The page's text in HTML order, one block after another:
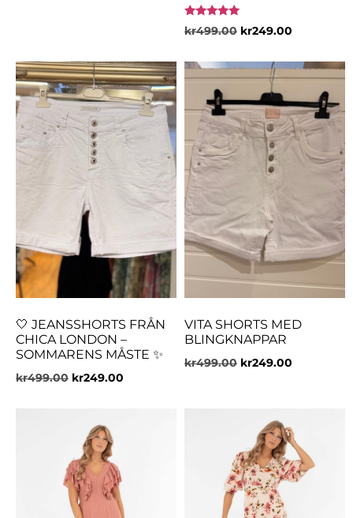
Betygsatt
5.00
kr499.00 kr249.00
🤍 JEANSSHORTS FRÅN
CHICA LONDON –
SOMMARENS MÅSTE ✨
kr499.00 kr249.00
VITA SHORTS MED
BLINGKNAPPAR
kr499.00 kr249.00